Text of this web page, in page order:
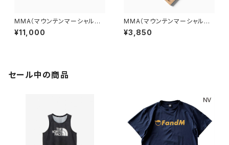
MMA（マウンテンマーシャルア
ーツ） DFC Sacoche "EDDI
E" (Grayish)
¥11,000
MMA（マウンテンマーシャルア
ーツ）×CHAORAS® Sports T
enugui (Tiger Camo)
¥3,850
セール中の商品